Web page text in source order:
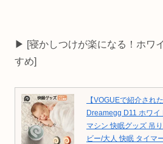
▶ [寝かしつけが楽になる！ホワ
すめ]
【VOGUEで紹介された
Dreamegg D11 ホワイ
マシン 快眠グッズ 吊
ビー/大人 快眠 タイマ